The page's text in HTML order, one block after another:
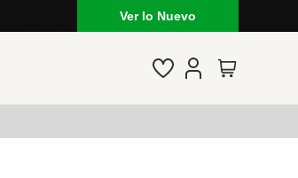
Ver lo Nuevo